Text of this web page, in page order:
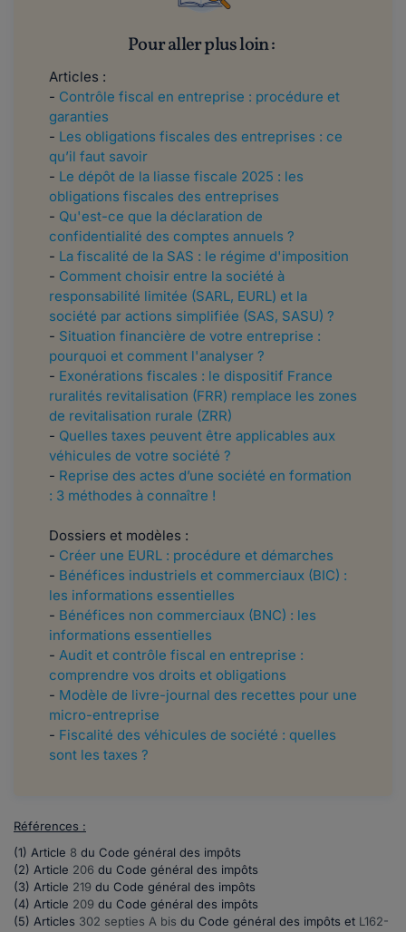
Pour aller plus loin :
Articles :
- Contrôle fiscal en entreprise : procédure et
garanties
- Les obligations fiscales des entreprises : ce
qu’il faut savoir
- Le dépôt de la liasse fiscale 2025 : les
obligations fiscales des entreprises
- Qu'est-ce que la déclaration de
confidentialité des comptes annuels ?
- La fiscalité de la SAS : le régime d'imposition
- Comment choisir entre la société à
responsabilité limitée (SARL, EURL) et la
société par actions simplifiée (SAS, SASU) ?
​​- Situation financière de votre entreprise :
pourquoi et comment l'analyser ?
- Exonérations fiscales : le dispositif France
ruralités revitalisation (FRR) remplace les zones
de revitalisation rurale (ZRR)
- Quelles taxes peuvent être applicables aux
véhicules de votre société ?
- Reprise des actes d’une société en formation
: 3 méthodes à connaître !
Dossiers et modèles :
- Créer une EURL : procédure et démarches
- Bénéfices industriels et commerciaux (BIC) :
les informations essentielles
- Bénéfices non commerciaux (BNC) : les
informations essentielles
- Audit et contrôle fiscal en entreprise :
comprendre vos droits et obligations
- Modèle de livre-journal des recettes pour une
micro-entreprise
- Fiscalité des véhicules de société : quelles
sont les taxes ?
Références :
(1) Article 8 du Code général des impôts
(2) Article 206 du Code général des impôts
(3) Article 219 du Code général des impôts
(4) Article 209 du Code général des impôts
(5) Articles 302 septies A bis du Code général des impôts et L162-